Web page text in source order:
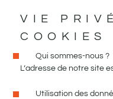
VIE
COOKIES
Qui sommes-nous ?
L’adresse de notre site
Utilisation des